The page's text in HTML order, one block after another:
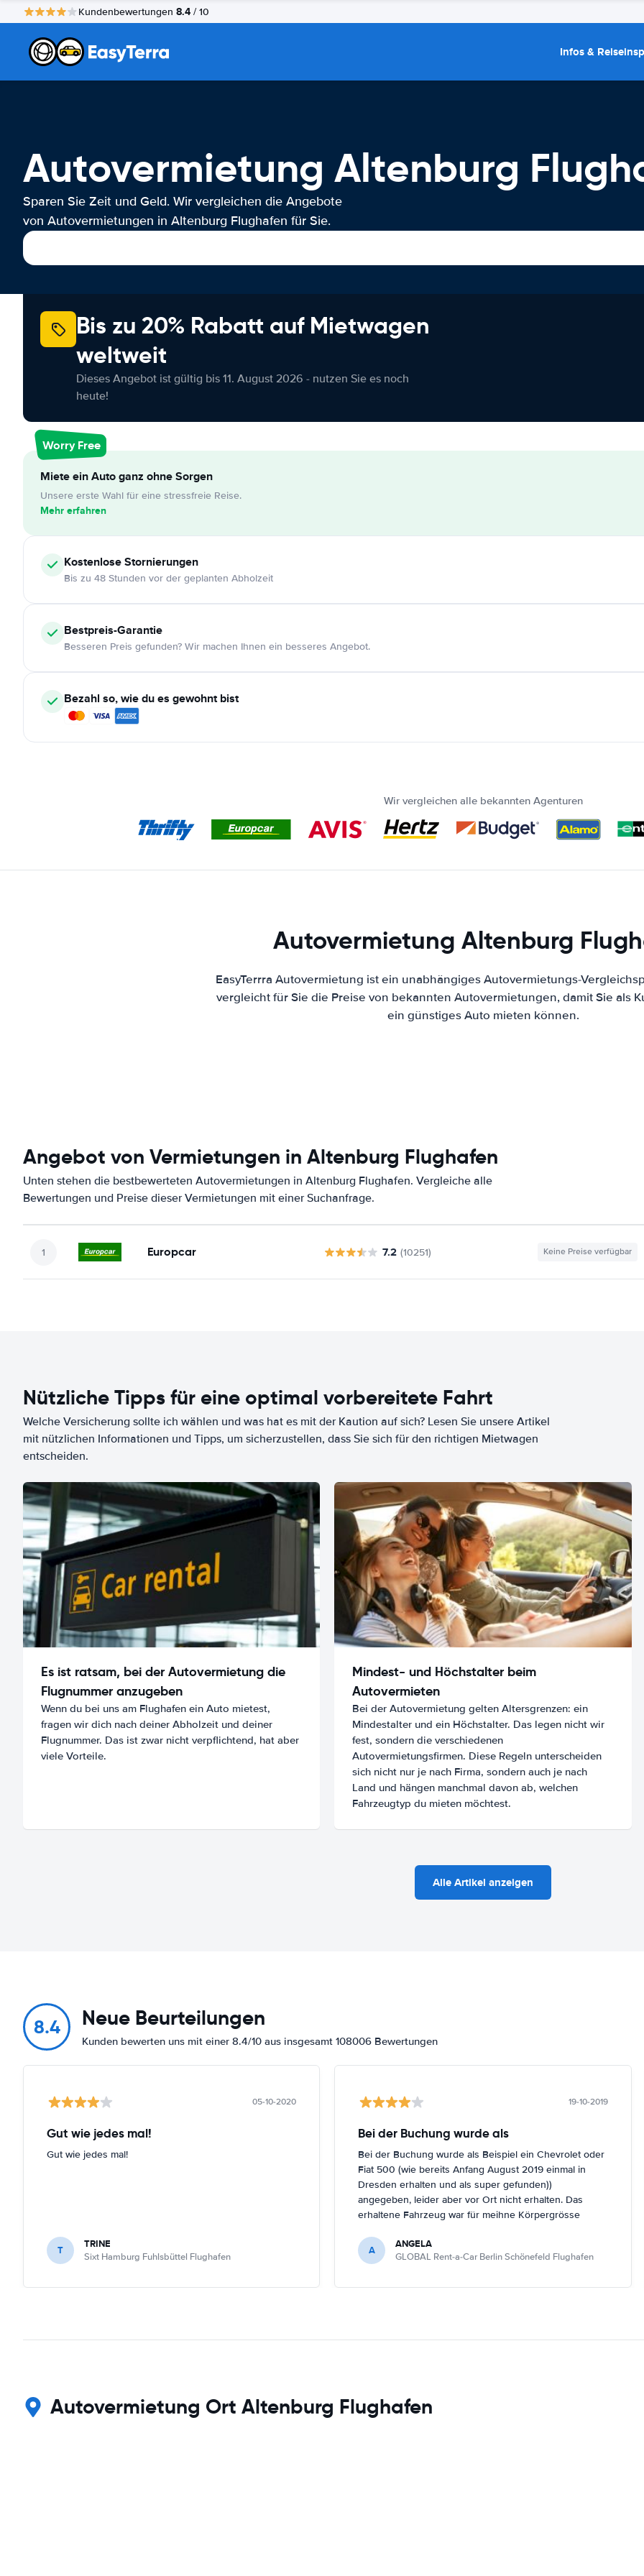
Kundenbewertungen 8.4 / 10
Infos &
Autovermietung Altenburg
Sparen Sie Zeit und Geld. Wir vergleichen die Angebote
von Autovermietungen in Altenburg Flughafen für Sie.
Bis zu 20% Rabatt auf Mietwagen
weltweit
Dieses Angebot ist gültig bis 11. August 2026 - nutzen Sie es noch
heute!
Worry Free
Miete ein Auto ganz ohne Sorgen
Unsere erste Wahl für eine stressfreie Reise.
Mehr erfahren
KostenloseStornierungen
Bis zu 48 Stunden vor der geplanten Abholzeit
Bestpreis-Garantie
Besseren Preis gefunden? Wir machen Ihnen ein besseres Angebot.
Bezahl so, wie du es gewohnt bist
Wir vergleichen alle bekannten Agenturen
Autovermietung Altenburg
EasyTerrra Autovermietung ist ein unabhängiges Autovermietungs-
vergleicht für Sie die Preise von bekannten Autovermietungen, damit Sie als
ein günstiges Auto mieten können.
Angebot von Vermietungen in Altenburg Flughafen
Unten stehen die bestbewerteten Autovermietungen in Altenburg Flughafen. Vergleiche alle
Bewertungen und Preise dieser Vermietungen mit einer Suchanfrage.
Europcar 7.2 (10251) Keine Preise verfügbar
Nützliche Tipps für eine optimal vorbereitete Fahrt
Welche Versicherung sollte ich wählen und was hat es mit der Kaution auf sich? Lesen Sie unsere Artikel
mit nützlichen Informationen und Tipps, um sicherzustellen, dass Sie sich für den richtigen Mietwagen
entscheiden.
Es ist ratsam, bei der Autovermietung die
Flugnummer anzugeben
Wenn du bei uns am Flughafen ein Auto mietest,
fragen wir dich nach deiner Abholzeit und deiner
Flugnummer. Das ist zwar nicht verpflichtend, hat aber
viele Vorteile.
Mindest- und Höchstalter beim
Autovermieten
Bei der Autovermietung gelten Altersgrenzen: ein
Mindestalter und ein Höchstalter. Das legen nicht wir
fest, sondern die verschiedenen
Autovermietungsfirmen. Diese Regeln unterscheiden
sich nicht nur je nach Firma, sondern auch je nach
Land und hängen manchmal davon ab, welchen
Fahrzeugtyp du mieten möchtest.
Alle Artikel anzeigen
8.4 Neue Beurteilungen
Kunden bewerten uns mit einer 8.4/10 aus insgesamt 108006 Bewertungen
05-10-2020
Gut wie jedes mal!
Gut wie jedes mal!
T TRINE
Sixt Hamburg Fuhlsbüttel Flughafen
19-10-2019
Bei der Buchung wurde als
Bei der Buchung wurde als Beispiel ein Chevrolet oder
Fiat 500 (wie bereits Anfang August 2019 einmal in
Dresden erhalten und als super gefunden))
angegeben, leider aber vor Ort nicht erhalten. Das
erhaltene Fahrzeug war für meihne Körpergrösse
Schönefeld kein anderes Fahrzeug bekommen.
A ANGELA
GLOBAL Rent-a-Car Berlin Schönefeld Flughafen
Autovermietung Ort Altenburg Flughafen